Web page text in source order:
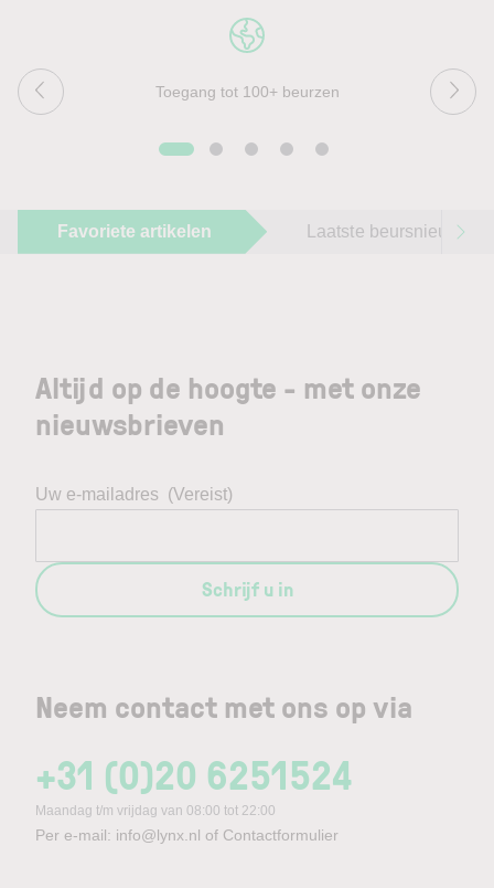
Toegang tot 100+ beurzen
Favoriete artikelen Laatste beursnieuws
Neem contact met ons op via
+31 (0)20 6251524
Maandag t/m vrijdag van 08:00 tot 22:00
Per e-mail: info@lynx.nl of Contactformulier
Altijd op de hoogte - met onze
nieuwsbrieven
Uw e-mailadres (Vereist)
Schrijf u in